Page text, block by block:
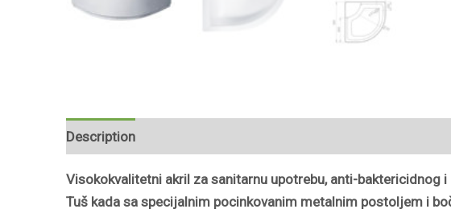
Description
Visokokvalitetni akril za sanitarnu upotrebu, anti-baktericidnog
Tuš kada sa specijalnim pocinkovanim metalnim postoljem i